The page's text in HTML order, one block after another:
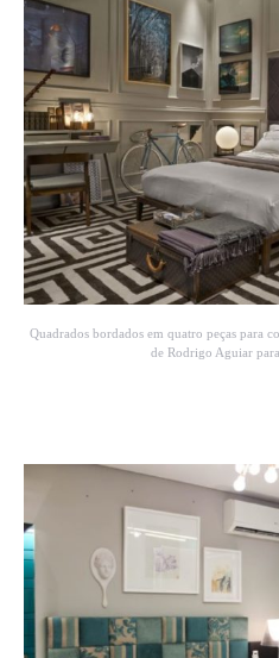
Quadrados bordados em quatro peças para
de Rodrigo Aguiar